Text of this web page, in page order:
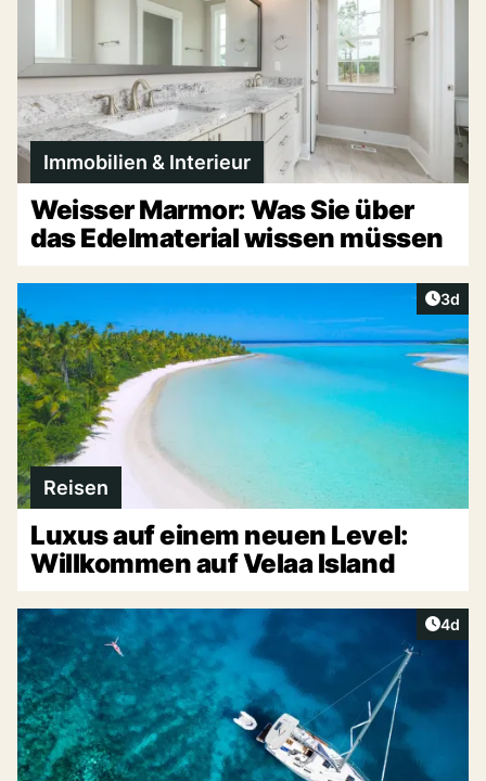
Immobilien & Interieur
Weisser Marmor: Was Sie über
das Edelmaterial wissen müssen
3d
Reisen
Luxus auf einem neuen Level:
Willkommen auf Velaa Island
4d